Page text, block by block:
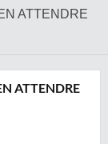
ATTENDRE
ATTENDRE